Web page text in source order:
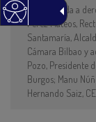
De izquierda a
Perez Mateos,
Santamaría,
Cámara Bilbao y
Pozo, Presidente
Burgos; Manu
Hernando Saiz,